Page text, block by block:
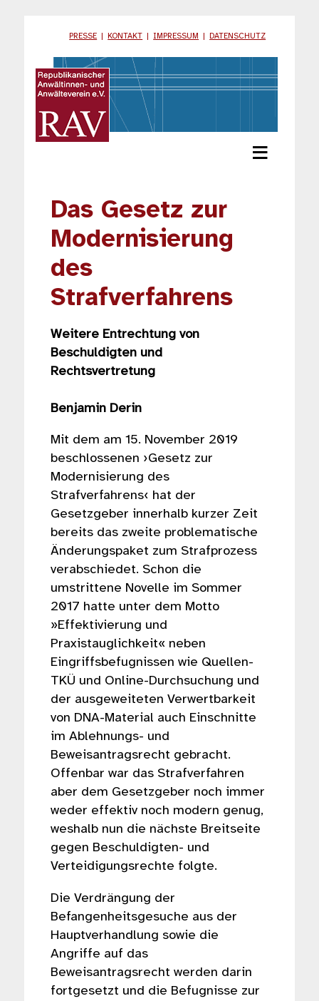
PRESSE KONTAKT |IMPRESSUM DATENSCHUTZ
≡
Das Gesetz zur
Modernisierung
des
Strafverfahrens
Weitere Entrechtung von
Beschuldigten und
Rechtsvertretung
Benjamin Derin
Mit dem am 15. November 2019
beschlossenen ›Gesetz zur
Modernisierung des
Strafverfahrens‹ hat der
Gesetzgeber innerhalb kurzer Zeit
bereits das zweite problematische
Änderungspaket zum Strafprozess
verabschiedet. Schon die
umstrittene Novelle im Sommer
2017 hatte unter dem Motto
»Effektivierung und
Praxistauglichkeit« neben
Eingriffsbefugnissen wie Quellen-
TKÜ und Online-Durchsuchung und
der ausgeweiteten Verwertbarkeit
von DNA-Material auch Einschnitte
im Ablehnungs- und
Beweisantragsrecht gebracht.
Offenbar war das Strafverfahren
aber dem Gesetzgeber noch immer
weder effektiv noch modern genug,
weshalb nun die nächste Breitseite
gegen Beschuldigten- und
Verteidigungsrechte folgte.
Die Verdrängung der
Befangenheitsgesuche aus der
Hauptverhandlung sowie die
Angriffe auf das
Beweisantragsrecht werden darin
fortgesetzt und die Befugnisse zur